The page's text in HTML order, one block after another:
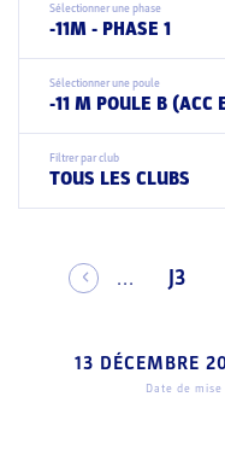
Sélectionner une phase
-11M - PHASE 1
Sélectionner une poule
-11 M POULE B (ACC
Filtrer par club
TOUS LES CLUBS
... J3
13 DÉCEMBRE
Date de